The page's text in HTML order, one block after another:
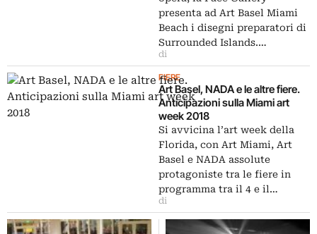
presenta ad Art Basel Miami
Beach i disegni preparatori di
Surrounded Islands.…
di
FIERE
Art Basel, NADA e le altre fiere.
Anticipazioni sulla Miami art
week 2018
Si avvicina l’art week della
Florida, con Art Miami, Art
Basel e NADA assolute
protagoniste tra le fiere in
programma tra il 4 e il…
di